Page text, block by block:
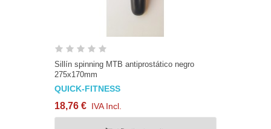
Sillín spinning MTB antiprostático negro
275x170mm
QUICK-FITNESS
18,76 € IVA Incl.